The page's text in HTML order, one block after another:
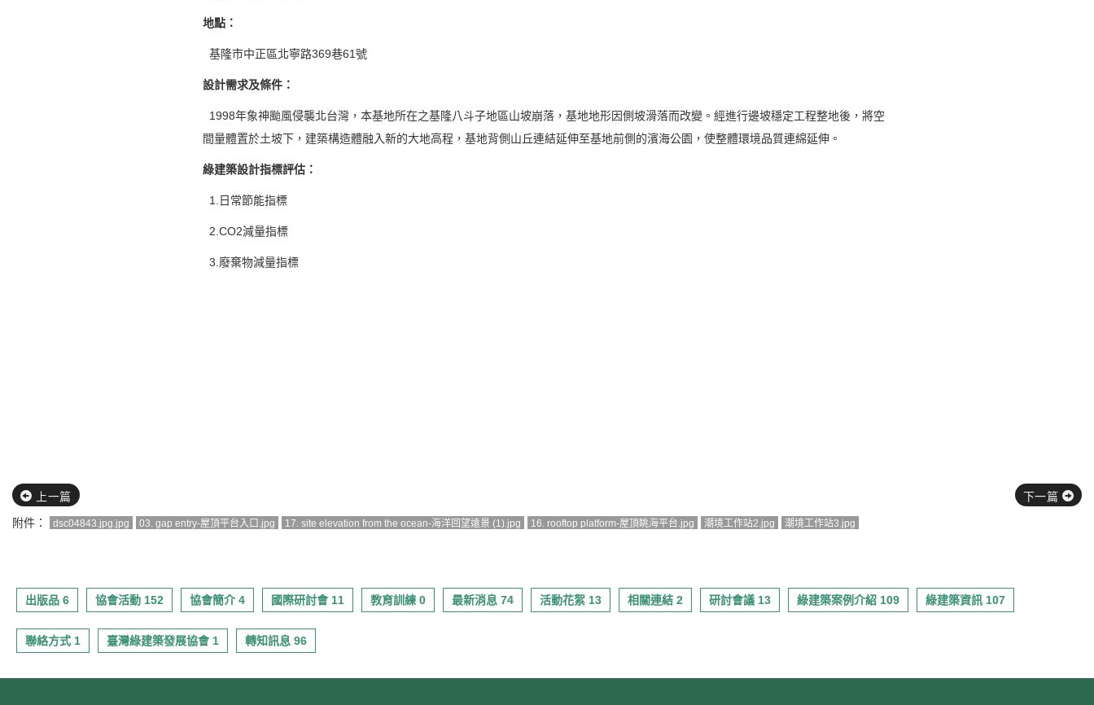
地點 ：
基隆市中正區北寧路369巷61號
設計需求及條件 ：
1998年象神颱風侵襲北台灣，本基地所在之基隆八斗子地區山坡崩落，基地地形因側坡滑落而改變。經進行邊坡穩定工程整地後，將空
間量體置於土坡下，建築構造體融入新的大地高程，基地背側山丘連結延伸至基地前側的濱海公園，使整體環境品質連綿延伸。
綠建築設計指標評估 ：
1.日常節能指標
2.CO2減量指標
3.廢棄物減量指標
上一篇
下一篇
附件：
dsc04843.jpg.jpg 03. gap entry-屋頂平台入口.jpg 17. site elevation from the ocean-海洋回望遠景 (1).jpg 16. rooftop platform-屋頂眺海平台.jpg 潮境工作站2.jpg 潮境工作站3.jpg
出版品 6 協會活動 152 協會簡介 4 國際研討會 11 教育訓練 0 最新消息 74 活動花絮 13 相關連結 2 研討會議 13 綠建築案例介紹 109 綠建築資訊 107
聯絡方式 1 臺灣綠建築發展協會 1 轉知訊息 96